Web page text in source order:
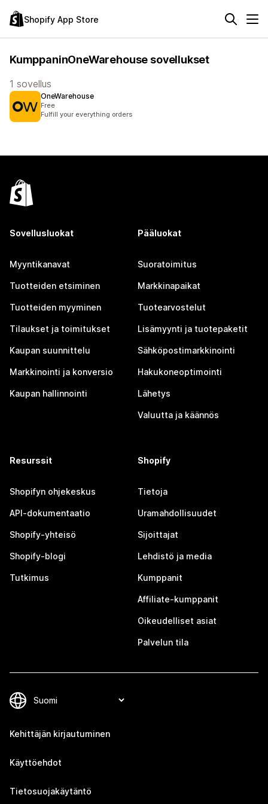
Shopify App Store
KumppaninOneWarehouse sovellukset
1 sovellus
OneWarehouse
Free
Fulfill your everything orders
Sovellusluokat
Myyntikanavat
Tuotteiden etsiminen
Tuotteiden myyminen
Tilaukset ja toimitukset
Kaupan suunnittelu
Markkinointi ja konversio
Kaupan hallinnointi
Pääluokat
Suoratoimitus
Markkinapaikat
Tuotearvostelut
Lisämyynti ja tuotepaketit
Sähköpostimarkkinointi
Hakukoneoptimointi
Lähetys
Valuutta ja käännös
Resurssit
Shopifyn ohjekeskus
API-dokumentaatio
Shopify-yhteisö
Shopify-blogi
Tutkimus
Shopify
Tietoja
Uramahdollisuudet
Sijoittajat
Lehdistö ja media
Kumppanit
Affiliate-kumppanit
Oikeudelliset asiat
Palvelun tila
Kehittäjän kirjautuminen
Käyttöehdot
Tietosuojakäytäntö